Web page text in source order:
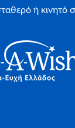
ή κινητό